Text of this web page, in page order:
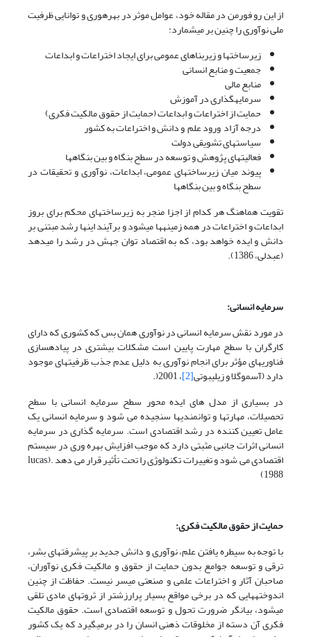
از این رو فورمن در مقاله خود، عوامل موثر در بهره­وری و توانایی ظرفیت
ملی نوآوری را چنین بر می­شمارد:
زیرساختها و زیربناهای عمومی برای ایجاد اختراعات و ابداعات
جمعیت و منابع انسانی
منابع مالی
سرمایه­گذاری در آموزش
حمایت از اختراعات و ابداعات (حمایت از حقوق مالکیت فکری)
درجه آزاد ورود علم و دانش و اختراعات به کشور
سیاست­های تشویقی دولت
فعالیت­های پژوهش و توسعه در سطح بنگاه و بین بنگاه­ها
پیوند میان زیرساخت­های عمومی، ابداعات، نوآوری و تحقیقات در
سطح بنگاه و بین بنگاه­ها
تقویت هماهنگ هر کدام از اجزا منجر به زیرساخت­های محکم برای بروز
ابداعات و اختراعات در همه زمینه­ها می­شود و برآیند این­ها رشد مبتنی بر
دانش و ایده خواهد بود، که به اقتصاد توان جهش در رشد را می­دهد
(عبدلی، 1386).
سرمایه انسانی:
در مورد نقش سرمایه انسانی در نوآوری همان بس که کشوری که دارای
کارگران با سطح مهارت پایین است مشکلات بیشتری در پیاده­سازی
فناوری­های مؤثر برای انجام نوآوری به دلیل عدم جذب ظرفیت­های موجود
دارد (آسموگلا و زیلیبوتی[2] ، 2001(.
در بسیاری از مدل های ایده محور سطح سرمایه انسانی با سطح
تحصیلات، مهارتها و توانمندی­ها سنجیده می شود و سرمایه انسانی یک
عامل تعیین کننده در رشد اقتصادی است. سرمایه گذاری در سرمایه
انسانی اثرات جانبی مثبتی دارد که موجب افزایش بهره وری در سیستم
اقتصادی می شود و تغییرات تکنولوژی را تحت تأثیر قرار می دهد .(lucas,
1988)
حمایت از حقوق مالکیت فکری:
با توجه به سیطره یافتن علم، نوآوری و دانش جدید بر پیشرفت­های بشر،
ترقی و توسعه جوامع بدون حمایت از حقوق و مالکیت فکری نوآوران،
صاحبان آثار و اختراعات علمی و صنعتی میسر نیست. حفاظت از چنین
اندوخته­هایی که در برخی مواقع بسیار پرارزش­تر از ثروت­های مادی تلقی
می­شود، بیانگر ضرورت تحول و توسعه اقتصادی است. حقوق مالکیت
فکری آن دسته از مخلوقات ذهنی انسان را در برمی­گیرد که یک کشور